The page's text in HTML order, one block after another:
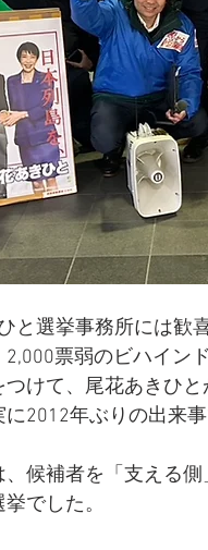
と選挙事務所には歓
票弱のビハイン
つけて、尾花あきひ
2012年ぶりの出来事
候補者を「支える
でした。